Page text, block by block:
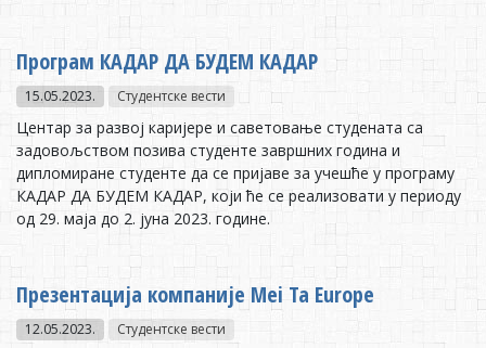
Програм КАДАР ДА БУДЕМ КАДАР
15.05.2023. Студентске вести
Центар за развој каријере и саветовање студената са
задовољством позива студенте завршних година и
дипломиране студенте да се пријаве за учешће у програму
КАДАР ДА БУДЕМ КАДАР, који ће се реализовати у периоду
од 29. маја до 2. јуна 2023. године.
Прeзeнтaциja кoмпaниje Mei Ta Europe
12.05.2023. Студентске вести